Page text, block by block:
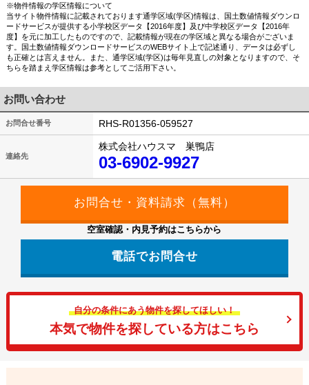
※物件情報の学区情報について
当サイト物件情報に記載されております通学区域(学区)情報は、国土数値情報ダウンロ
ードサービスが提供する小学校区データ【2016年度】及び中学校区データ【2016年
度】を元に加工したものですので、記載情報が現在の学区域と異なる場合がございま
す。国土数値情報ダウンロードサービスのWEBサイト上で記述通り、データは必ずし
も正確とは言えません。また、通学区域(学区)は毎年見直しの対象となりますので、そ
ちらを踏まえ学区情報は参考としてご活用下さい。
お問い合わせ
お問合せ番号 RHS-R01356-059527
連絡先
株式会社ハウスマ 巣鴨店
03-6902-9927
空室確認・内見予約はこちらから
電話でお問合せ
自分の条件にあう物件を探してほしい！
本気で物件を探している方はこちら